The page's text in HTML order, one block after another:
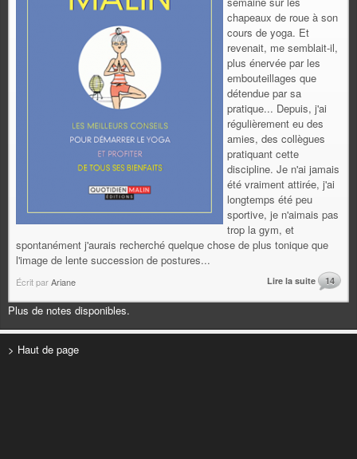
chapeaux de roue à son
cours de yoga. Et
revenait, me semblait-il,
plus énervée par les
embouteillages que
détendue par sa
pratique... Depuis, j'ai
régulièrement eu des
amies, des collègues
pratiquant cette
discipline. Je n'ai jamais
été vraiment attirée, j'ai
longtemps été peu
sportive, je n'aimais pas
trop la gym, et
spontanément j'aurais recherché quelque chose de plus tonique que
l'image de lente succession de postures...
Écrit parAriane Lire la suite 14
Plus de notes disponibles.
> Haut de page